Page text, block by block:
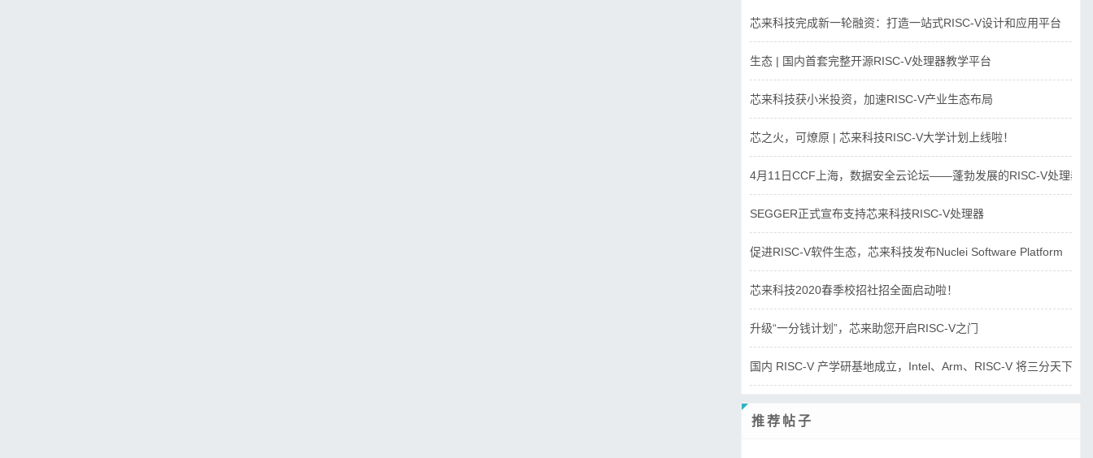
芯来科技完成新一轮融资：打造一站式RISC-V设计和应用平台
生态 | 国内首套完整开源RISC-V处理器教学平台
芯来科技获小米投资，加速RISC-V产业生态布局
芯之火，可燎原 | 芯来科技RISC-V大学计划上线啦！
4月11日CCF上海，数据安全云论坛——蓬勃发展的RISC-V处理器
SEGGER正式宣布支持芯来科技RISC-V处理器
促进RISC-V软件生态，芯来科技发布Nuclei Software Platform
芯来科技2020春季校招社招全面启动啦！
升级“一分钱计划”，芯来助您开启RISC-V之门
国内 RISC-V 产学研基地成立，Intel、Arm、RISC-V 将三分天下？
推荐帖子